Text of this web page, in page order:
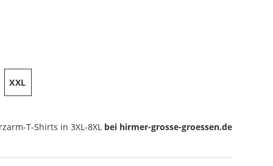
XXL
T-Shirts in 3XL-8XL bei hirmer-grosse-groessen.de